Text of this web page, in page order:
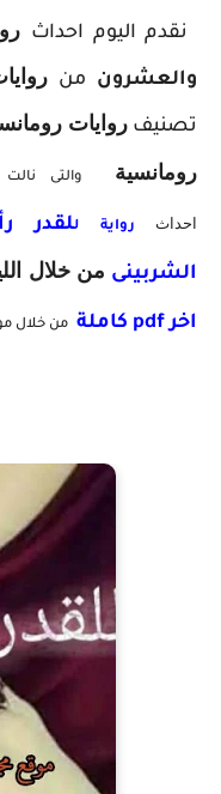
نقدم اليوم احداث ر
والعشرون من
تصنيفروايات
رومانسية والتى
احداث رواية للقدر
الشربينى من خلال
اخر pdf كاملة من خلال